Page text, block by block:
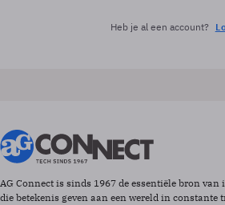
Heb je al een account?
AG Connect is sinds 1967 de essentiële bron
die betekenis geven aan een wereld in constante